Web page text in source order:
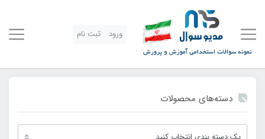
ورود ثبت نام
دسته‌های محصولات